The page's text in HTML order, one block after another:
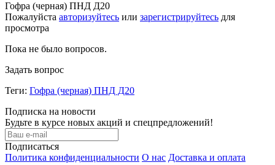
Гофра (черная) ПНД Д20
Пожалуйста авторизуйтесь или зарегистрируйтесь для
просмотра
Пока не было вопросов.
Задать вопрос
Теги: Гофра (черная) ПНД Д20
Подписка на новости
Будьте в курсе новых акций и спецпредложений!
Подписаться
Политика конфиденциальности О нас Доставка и оплата